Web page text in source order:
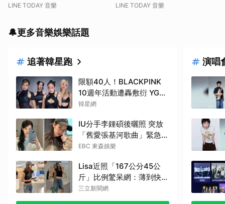
LINE TODAY 音樂 LINE TODAY 音樂
🔔更多音樂娛樂話題
追著韓星跑
限額40人！BLACKPINK
10週年活動遭轟敷衍 YG急
回應
韓星網
IU分手李鍾碩後曬照 突放
「舊愛張基河歌曲」緊急刪
除了
EBC 東森娛樂
Lisa近照「167公分45公
斤」比例驚呆網：薄到快消
失
三立新聞網
演唱